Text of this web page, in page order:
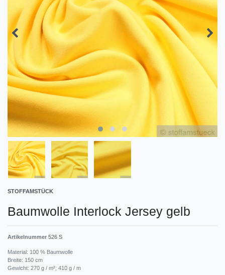
STOFFAMSTÜCK
Baumwolle Interlock Jersey gelb
Artikelnummer 526 S
Material: 100 % Baumwolle
Breite: 150 cm
Gewicht: 270 g / m²; 410 g / m